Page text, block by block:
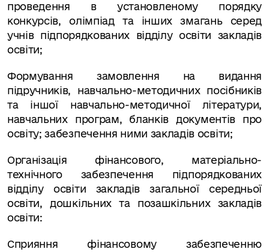
проведення в установленому порядку
конкурсів, олімпіад та інших змагань серед
учнів підпорядкованих відділу освіти закладів
освіти;
Формування замовлення на видання
підручників, навчально-методичних посібників
та іншої навчально-методичної літератури,
навчальних програм, бланків документів про
освіту; забезпечення ни­ми закладів освіти;
Організація фінансового, матеріально-
технічного забезпечення підпорядкованих
відділу освіти закладів загальної середньої
освіти, дошкільних та позашкільних закладів
освіти:
Сприяння фінансовому забезпеченню